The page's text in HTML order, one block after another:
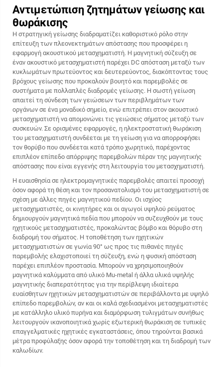
Αντιμετώπιση ζητημάτων γείωσης και
θωράκισης
Η στρατηγική γείωσης διαδραματίζει καθοριστικό ρόλο στην
επίτευξη των πλεονεκτημάτων απόστασης που προσφέρει η
εφαρμογή ακουστικού μετασχηματιστή. Η μαγνητική σύζευξη σε
έναν ακουστικό μετασχηματιστή παρέχει DC απόσταση μεταξύ των
κυκλωμάτων πρωτεύοντος και δευτερεύοντος, διακόπτοντας τους
βρόχους γείωσης που προκαλούν βουητό και παρεμβολές σε
συστήματα με πολλαπλές διαδρομές γείωσης. Η σωστή γείωση
απαιτεί τη σύνδεση των γειώσεων των περιβλημάτων των
οργάνων σε ένα μοναδικό σημείο, ενώ επιτρέπει στον ακουστικό
μετασχηματιστή να απομονώνει τις γειώσεις σήματος μεταξύ των
συσκευών. Σε ορισμένες εφαρμογές, η ηλεκτροστατική θωράκιση
του μετασχηματιστή συνδέεται με τη γείωση για να απορροφήσει
τον θορύβο που συνδέεται κατά τρόπο χωρητικό, παρέχοντας
επιπλέον επίπεδο απόρριψης παρεμβολών πέραν της μαγνητικής
απόστασης που είναι εγγενής στη λειτουργία του μετασχηματιστή.
Η ευαισθησία σε ηλεκτρομαγνητικές παρεμβολές απαιτεί προσοχή
όσον αφορά τη θέση και τον προσανατολισμό του μετασχηματιστή σε
σχέση με άλλες πηγές μαγνητικού πεδίου. Οι ισχύος
μετασχηματιστές, οι κινητήρες και οι αγωγοί υψηλού ρεύματος
δημιουργούν μαγνητικά πεδία που μπορούν να συζευχθούν με τους
ηχητικούς μετασχηματιστές, προκαλώντας βόμβο και θόρυβο στη
διαδρομή του σήματος. Η τοποθέτηση των ηχητικών
μετασχηματιστών σε γωνία 90° ως προς τις πιθανές πηγές
παρεμβολής ελαχιστοποιεί τη σύζευξη, ενώ η φυσική απόσταση
παρέχει επιπλέον προστασία. Μπορούν να χρησιμοποιηθούν
μαγνητικά καλύμματα από υλικό Mu-metal ή άλλα υλικά υψηλής
μαγνητικής διαπερατότητας για την περίβλεψη ιδιαίτερα
ευαίσθητων ηχητικών μετασχηματιστών σε περιβάλλοντα με υψηλό
επίπεδο παρεμβολών, αν και οι καλά σχεδιασμένοι μετασχηματιστές
με κατάλληλο υλικό πυρήνα και διαμόρφωση τυλιγμάτων συνήθως
λειτουργούν ικανοποιητικά χωρίς εξωτερική θωράκιση σε τυπικές
επαγγελματικές ηχητικές εγκαταστάσεις, όπου τηρούνται βασικά
μέτρα προφύλαξης όσον αφορά την τοποθέτηση και τη διαδρομή των
καλωδίων.